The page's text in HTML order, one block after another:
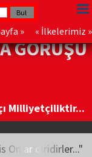
» « İlkelerimiz »
GÖRÜŞÜ
Milliyetçiliktir...
Onlar diridirler..."